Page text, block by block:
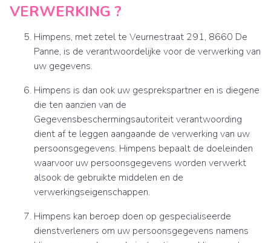
VERWERKING ?
Himpens, met zetel te Veurnestraat 291, 8660 De
Panne, is de verantwoordelijke voor de verwerking van
uw gegevens.
Himpens is dan ook uw gesprekspartner en is diegene
die ten aanzien van de
Gegevensbeschermingsautoriteit verantwoording
dient af te leggen aangaande de verwerking van uw
persoonsgegevens. Himpens bepaalt de doeleinden
waarvoor uw persoonsgegevens worden verwerkt
alsook de gebruikte middelen en de
verwerkingseigenschappen.
Himpens kan beroep doen op gespecialiseerde
dienstverleners om uw persoonsgegevens namens